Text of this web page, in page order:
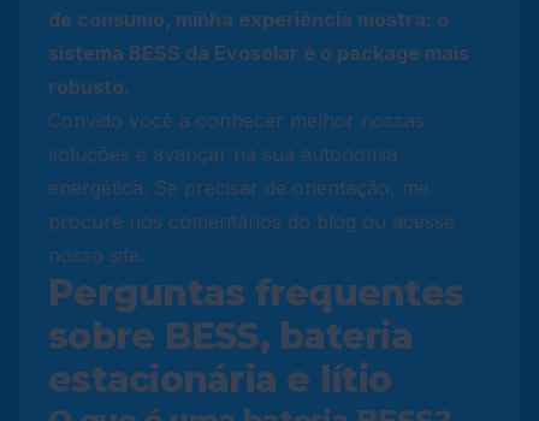
de consumo, minha experiência mostra: o
sistema BESS da Evosolar é o package mais
robusto.
Convido você a conhecer melhor nossas
soluções e avançar na sua autonomia
energética. Se precisar de orientação, me
procure nos comentários do blog ou acesse
nosso site.
Perguntas frequentes
sobre BESS, bateria
estacionária e lítio